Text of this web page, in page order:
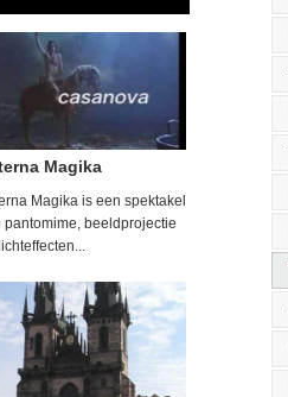
Magika
Magika is een spektakel
pantomime, beeldprojectie